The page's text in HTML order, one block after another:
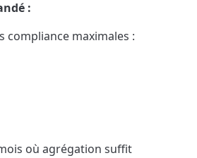
:
compliance maximales :
où agrégation suffit